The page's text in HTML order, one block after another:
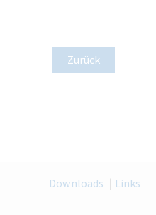
Zurück
Downloads Links